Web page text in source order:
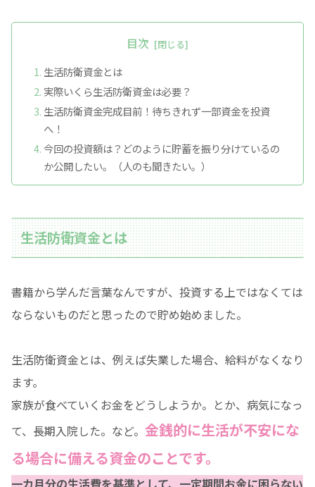
目次
生活防衛資金とは
実際いくら生活防衛資金は必要？
生活防衛資金完成目前！待ちきれず一部資金を投資
へ！
今回の投資額は？どのように貯蓄を振り分けているの
か公開したい。（人のも聞きたい。）
生活防衛資金とは
書籍から学んだ言葉なんですが、投資する上ではなくては
ならないものだと思ったので貯め始めました。
生活防衛資金とは、例えば失業した場合、給料がなくなり
ます。
家族が食べていくお金をどうしようか。とか、病気になっ
て、長期入院した。など。 金銭的に生活が不安にな
る場合に備える資金のことです。
一カ月分の生活費を基準として、一定期間お金に困らない